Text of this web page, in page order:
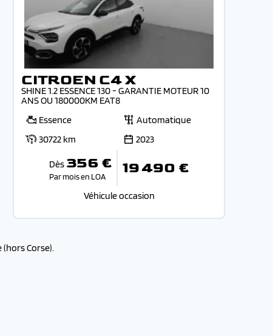
CITROEN C4 X
SHINE 1.2 ESSENCE 130 - GARANTIE MOTEUR 10
ANS OU 180000KM EAT8
Essence
Automatique
30722 km
2023
Dès 356 €
Par mois en LOA 19 490 €
Véhicule occasion
Corse).